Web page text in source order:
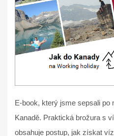
E-book, který jsme sepsali
Kanadě. Praktická brožura s
obsahuje postup, jak získat